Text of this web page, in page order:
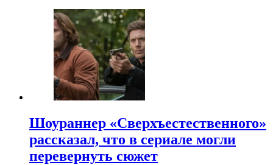
Шоураннер «Сверхъестественного»
рассказал, что в сериале могли
перевернуть сюжет